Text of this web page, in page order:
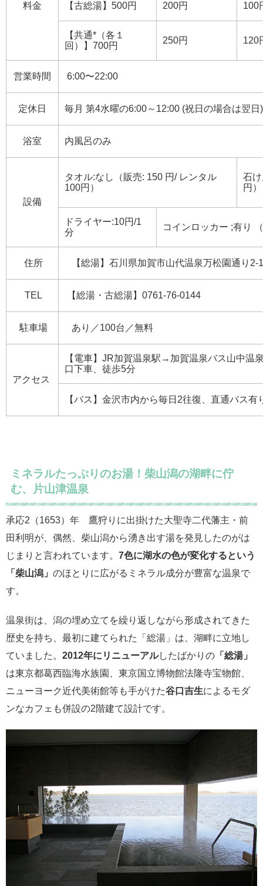
料金 【古総湯】500円 200円 100
【共通*（各１
回）】700円
250円 120
営業時間 6:00〜22:00
定休日 毎月 第4水曜の6:00～12:00 (祝日の場合は翌日)
浴室 内風呂のみ
設備
タオル:なし（販売: 150 円/ レンタル
100円）
石
円）
ドライヤー:10円/1
分
コインロッカー ;有り
住所 【総湯】石川県加賀市山代温泉万松園通り2-
TEL 【総湯・古総湯】0761-76-0144
駐車場 あり／100台／無料
アクセス
【電車】JR加賀温泉駅→加賀温泉バス山中温
口下車、徒歩5分
【バス】金沢市内から毎日2往復、直通バス
ミネラルたっぷりのお湯！柴山潟の湖畔に佇
む、片山津温泉
承応2（1653）年 鷹狩りに出掛けた大聖寺二代藩主・前
田利明が、偶然、柴山潟から湧き出す湯を発見したのがは
じまりと言われています。 7色に湖水の色が変化するという
「 柴山潟」 のほとりに広がるミネラル成分が豊富な温泉で
す。
温泉街は、潟の埋め立てを繰り返しながら形成されてきた
歴史を持ち、最初に建てられた「総湯」は、湖畔に立地し
ていました。 2012年にリニューアルしたばかりの 「総湯」
は東京都葛西臨海水族園、東京国立博物館法隆寺宝物館、
ニューヨーク近代美術館等も手がけた谷口吉生によるモダ
ンなカフェも併設の2階建て設計です。